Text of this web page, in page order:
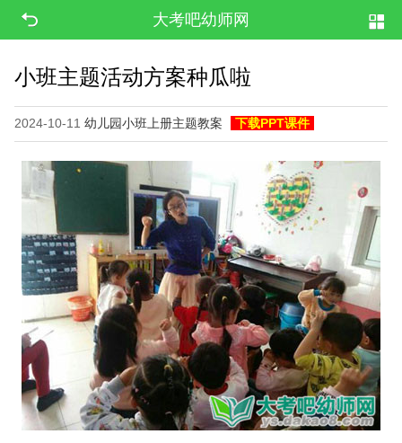
大考吧幼师网
小班主题活动方案种瓜啦
2024-10-11 幼儿园小班上册主题教案 下载PPT课件